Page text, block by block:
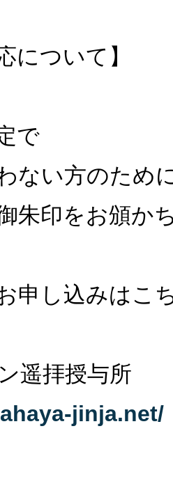
について】
で
ない方のため
朱印をお頒か
申し込みはこ
遥拝授与所
jinja.net/